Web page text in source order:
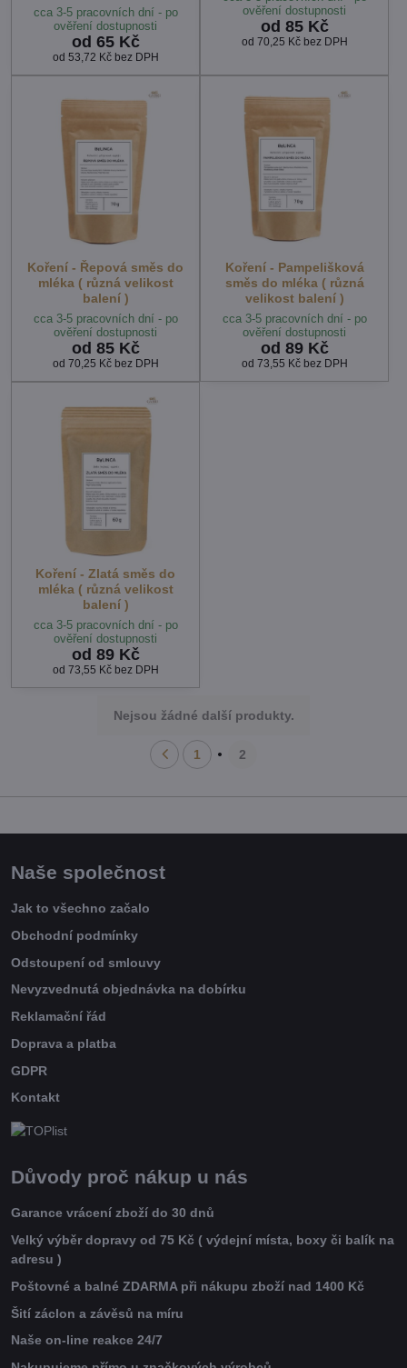
cca 3-5 pracovních dní - po
ověření dostupnosti
od 65 Kč
od 53,72 Kč bez DPH
ověření dostupnosti
od 85 Kč
od 70,25 Kč bez DPH
Koření - Řepová směs do
mléka ( různá velikost
balení )
cca 3-5 pracovních dní - po
ověření dostupnosti
od 85 Kč
od 70,25 Kč bez DPH
Koření - Pampelišková
směs do mléka ( různá
velikost balení )
cca 3-5 pracovních dní - po
ověření dostupnosti
od 89 Kč
od 73,55 Kč bez DPH
Koření - Zlatá směs do
mléka ( různá velikost
balení )
cca 3-5 pracovních dní - po
ověření dostupnosti
od 89 Kč
od 73,55 Kč bez DPH
Nejsou žádné další produkty.
1 2
Naše společnost
Jak to všechno začalo
Obchodní podmínky
Odstoupení od smlouvy
Nevyzvednutá objednávka na dobírku
Reklamační řád
Doprava a platba
GDPR
Kontakt
Důvody proč nákup u nás
Garance vrácení zboží do 30 dnů
Velký výběr dopravy od 75 Kč ( výdejní místa, boxy či balík na
adresu )
Poštovné a balné ZDARMA při nákupu zboží nad 1400 Kč
Šití záclon a závěsů na míru
Naše on-line reakce 24/7